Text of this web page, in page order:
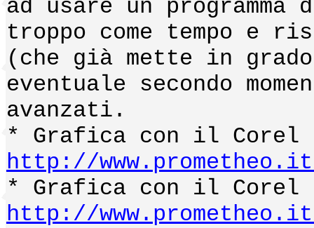
ad usare un
troppo come tempo e
(che già mette in
eventuale secondo
avanzati.
* Grafica con il Corel
http://
* Grafica con il Corel
http://